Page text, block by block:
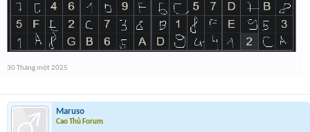
30 Tháng một 2025
Maruso
Cao Thủ Forum